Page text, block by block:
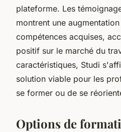
plateforme. Les
montrent une
compétences acquises,
positif sur le marché du
caractéristiques, Studi
solution viable pour les
se former ou de se
Options de